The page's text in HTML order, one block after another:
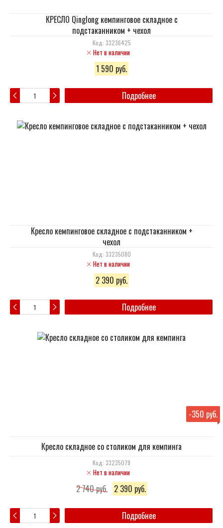
КРЕСЛО Qinglong кемпинговое складное с
подстаканником + чехол
Код: 33236425
Нет в наличии
1 590 руб.
Подробнее
Кресло кемпинговое складное с подстаканником +
чехол
Код: 33235080
Нет в наличии
2 390 руб.
Подробнее
-350 руб.
Кресло складное со столиком для кемпинга
Код: 33235079
Нет в наличии
2 740 руб. 2 390 руб.
Подробнее